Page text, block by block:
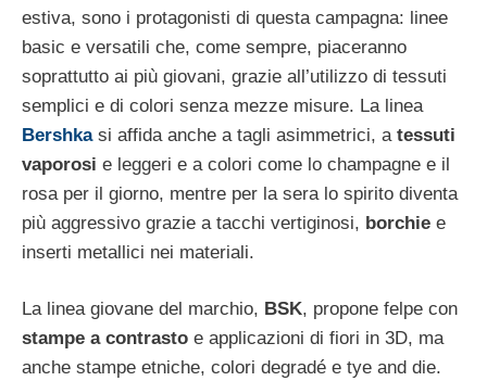
estiva, sono i protagonisti di questa campagna: linee
basic e versatili che, come sempre, piaceranno
soprattutto ai più giovani, grazie all’utilizzo di tessuti
semplici e di colori senza mezze misure. La linea
Bershkasi affida anche a tagli asimmetrici, a tessuti
vaporosi e leggeri e a colori come lo champagne e il
rosa per il giorno, mentre per la sera lo spirito diventa
più aggressivo grazie a tacchi vertiginosi, borchie e
inserti metallici nei materiali.
La linea giovane del marchio, BSK, propone felpe con
stampe a contrasto e applicazioni di fiori in 3D, ma
anche stampe etniche, colori degradé e tye and die.